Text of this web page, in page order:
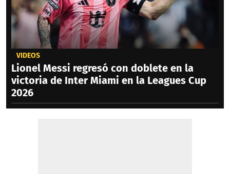
VIDEOS
Lionel Messi regresó con doblete en la
victoria de Inter Miami en la Leagues Cup
2026